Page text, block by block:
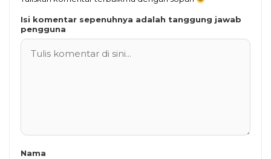
Isi komentar sepenuhnya adalah tanggung jawab
pengguna
Nama